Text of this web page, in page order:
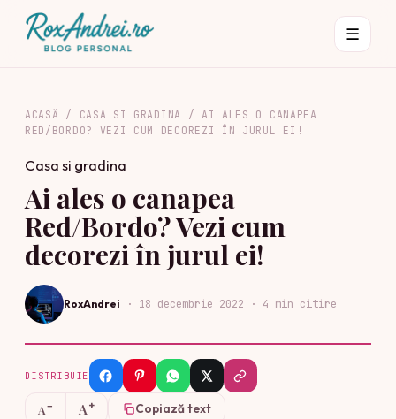
☰
ACASĂ / CASA SI GRADINA / AI ALES O CANAPEA
RED/BORDO? VEZI CUM DECOREZI ÎN JURUL EI!
Casa si gradina
Ai ales o canapea
Red/Bordo? Vezi cum
decorezi în jurul ei!
RoxAndrei · 18 decembrie 2022 · 4 min citire
DISTRIBUIE
A− A+ Copiază text